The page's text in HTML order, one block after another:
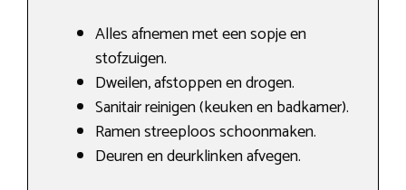
Alles afnemen met een sopje en
stofzuigen.
Dweilen, afstoppen en drogen.
Sanitair reinigen (keuken en badkamer).
Ramen streeploos schoonmaken.
Deuren en deurklinken afvegen.